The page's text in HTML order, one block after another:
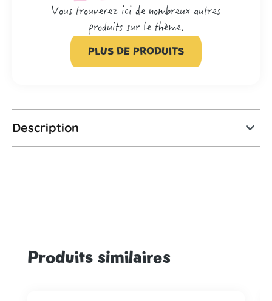
Vous trouverez ici de nombreux autres
produits sur le thème.
PLUS DE PRODUITS
Description
Ignorer la galerie de produits
Produits similaires